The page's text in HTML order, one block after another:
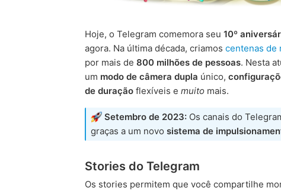
Hoje, o Telegram comemora seu 10º
agora. Na última década, criamos centenas de
por mais de 800 milhões de pessoas. Nesta
um modo de câmera dupla único,
de duração flexíveis e muito mais.
Setembro de 2023: Os canais do
graças a um novo sistema de
Stories do Telegram
Os stories permitem que você compartilhe